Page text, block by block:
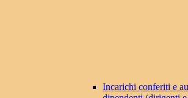
Incarichi conferiti e